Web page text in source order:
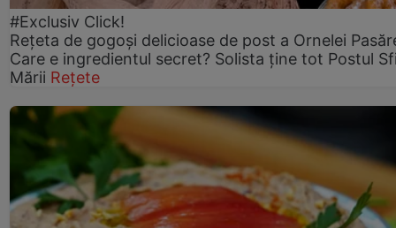
#Exclusiv Click!
Rețeta de gogoşi delicioase de post a Ornelei
Care e ingredientul secret? Solista ține tot Postul
Mării Rețete